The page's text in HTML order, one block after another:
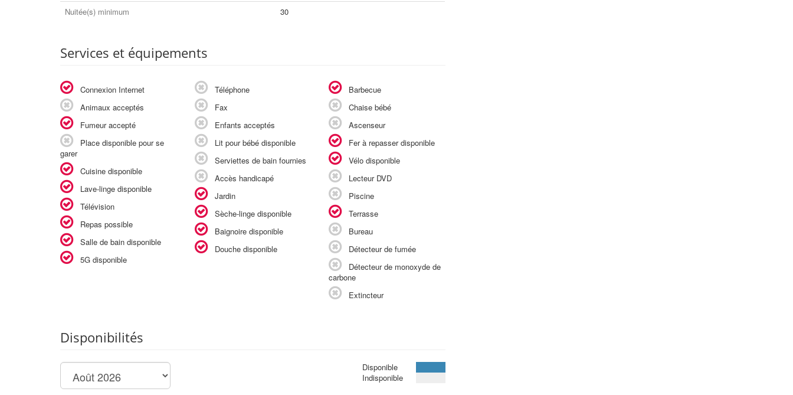
Nuitée(s) minimum
30
Services et équipements
Connexion Internet
Animaux acceptés
Fumeur accepté
Place disponible pour se
garer
Cuisine disponible
Lave-linge disponible
Télévision
Repas possible
Salle de bain disponible
5G disponible
Téléphone
Fax
Enfants acceptés
Lit pour bébé disponible
Serviettes de bain fournies
Accès handicapé
Jardin
Sèche-linge disponible
Baignoire disponible
Douche disponible
Barbecue
Chaise bébé
Ascenseur
Fer à repasser disponible
Vélo disponible
Lecteur DVD
Piscine
Terrasse
Bureau
Détecteur de fumée
Détecteur de monoxyde de
carbone
Extincteur
Disponibilités
Disponible
Indisponible